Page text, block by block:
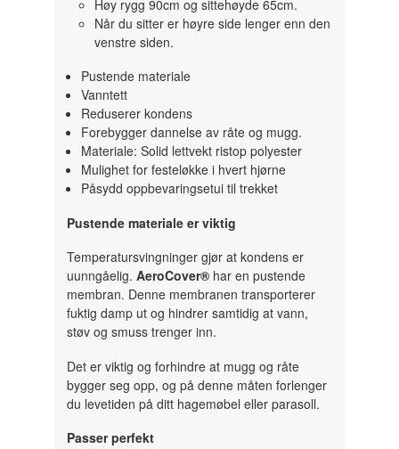
Høy rygg 90cm og sittehøyde 65cm.
Når du sitter er høyre side lenger enn den
venstre siden.
Pustende materiale
Vanntett
Reduserer kondens
Forebygger dannelse av råte og mugg.
Materiale: Solid lettvekt ristop polyester
Mulighet for festeløkke i hvert hjørne
Påsydd oppbevaringsetui til trekket
Pustende materiale er viktig
Temperatursvingninger gjør at kondens er
uunngåelig.AeroCover® har en pustende
membran. Denne membranen transporterer
fuktig damp ut og hindrer samtidig at vann,
støv og smuss trenger inn.
Det er viktig og forhindre at mugg og råte
bygger seg opp, og på denne måten forlenger
du levetiden på ditt hagemøbel eller parasoll.
Passer perfekt